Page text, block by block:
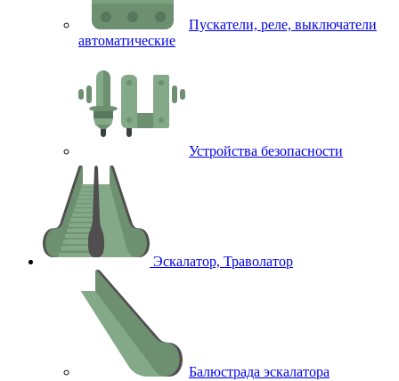
Пускатели, реле, выключатели
автоматические
Устройства безопасности
Эскалатор, Траволатор
Балюстрада эскалатора